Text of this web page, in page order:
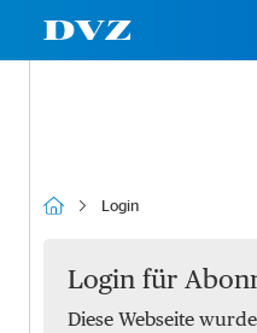
Login
Login für
Diese Webseite